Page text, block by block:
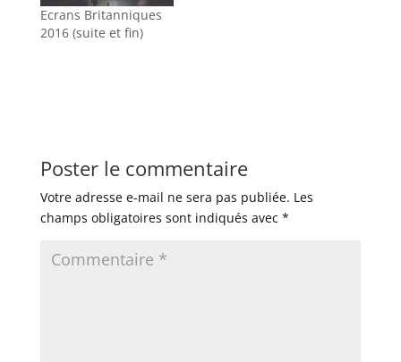
Ecrans Britanniques
2016 (suite et fin)
Poster le commentaire
Votre adresse e-mail ne sera pas publiée. Les
champs obligatoires sont indiqués avec *